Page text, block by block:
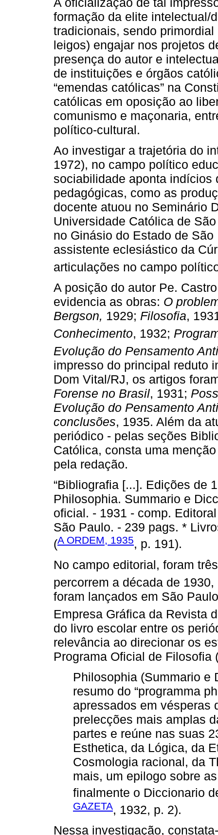
formação da elite intelectual/
tradicionais, sendo
leigos) engajar nos projetos
presença do autor e
de instituições e órgãos
“emendas católicas” na
católicas em oposição ao
comunismo e maçonaria,
político-cultural.
Ao investigar a trajetória do
1972), no campo político
sociabilidade aponta indícios
pedagógicas, como as
docente atuou no Seminário
Universidade Católica de
no Ginásio do Estado de
assistente eclesiástico da
articulações no campo
A posição do autor Pe.
evidencia as obras: O
Bergson, 1929; Filosofia,
Conhecimento, 1932;
Evolução do Pensamento
impresso do principal reduto
Dom Vital/RJ, os artigos
Forense no Brasil, 1931;
Evolução do Pensamento
conclusões, 1935. Além da
periódico - pelas seções
Católica, consta uma
pela redação.
“Bibliografia [...]. Edições de
Philosophia. Summario e
oficial. - 1931 - comp.
São Paulo. - 239 pags. *
(A ORDEM, 1935, p. 191).
No campo editorial, foram
percorrem a década de
foram lançados em São
Empresa Gráfica da Revista
do livro escolar entre os
relevância ao direcionar os
Programa Oficial de Filosofia
Philosophia (Summario e
resumo do “programma
apressados em vésperas
prelecções mais amplas
partes e reúne nas suas
Esthetica, da Lógica, da
Cosmologia racional, da
mais, um epilogo sobre
finalmente o Diccionario
GAZETA, 1932, p. 2).
Nessa investigação,